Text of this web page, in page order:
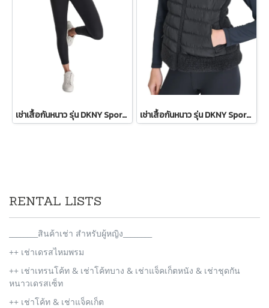
เช่าเสื้อกันหนาว รุ่น DKNY Sport Sherpa-Trim Puffer Vest - Ivory WINTERCLOTHFA0151 เช่าเสื้อกันหนาว รุ่น DKNY Sport Sherpa-Trim Puffer Vest WINTERCLOTHFA0297
RENTAL LISTS
________สินค้าเช่า สำหรับผู้หญิง________
++ เช่าเดรสไหมพรม
++ เช่าเทรนโค้ท & เช่าโค้ทบาง & เช่าแจ็คเก็ตหนัง & เช่าชุดกัน
หนาวเดรสเซ็ท
++ เช่าโค้ท & เช่าแจ็คเก็ต